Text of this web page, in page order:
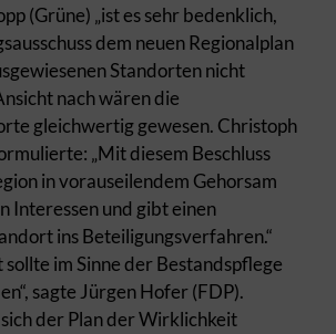
(Grüne) „ist es sehr bedenklich,
dem neuen Regionalplan
Standorten nicht
nach wären die
gleichwertig gewesen. Christoph
„Mit diesem Beschluss
in vorauseilendem Gehorsam
Interessen und gibt einen
ins Beteiligungsverfahren.“
im Sinne der Bestandspflege
sagte Jürgen Hofer (FDP).
der Plan der Wirklichkeit